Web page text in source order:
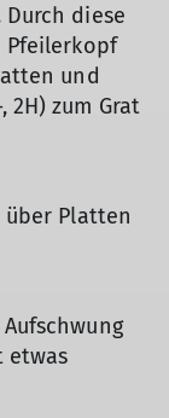
diese
Pfeilerkopf
und
zum Grat
über Platten
etwas